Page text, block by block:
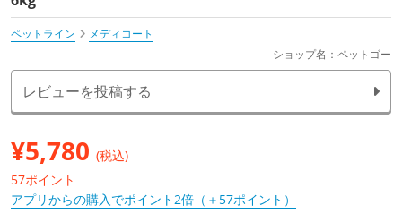
ペットライン
メディコート
ショップ名：ペットゴー
レビューを投稿する
¥5,780 (税込)
57ポイント
アプリからの購入でポイント2倍（＋57ポイント）